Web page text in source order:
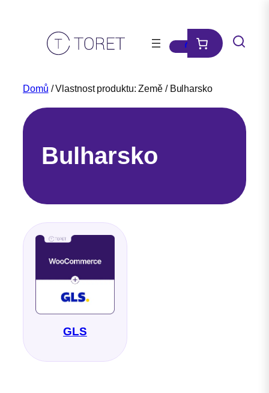
Domů / Vlastnost produktu: Země / Bulharsko
Bulharsko
GLS